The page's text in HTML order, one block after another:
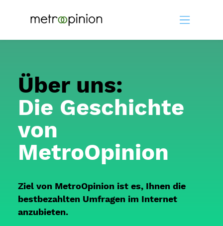
Über uns:
Die Geschichte
von
MetroOpinion
Ziel von MetroOpinion ist es, Ihnen die
bestbezahlten Umfragen im Internet
anzubieten.